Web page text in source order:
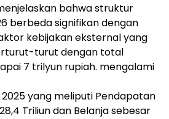
bahwa struktur
berbeda signifikan dengan
kebijakan eksternal yang
turut dengan total
7 trilyun rupiah. mengalami
yang meliputi Pendapatan
Triliun dan Belanja sebesar